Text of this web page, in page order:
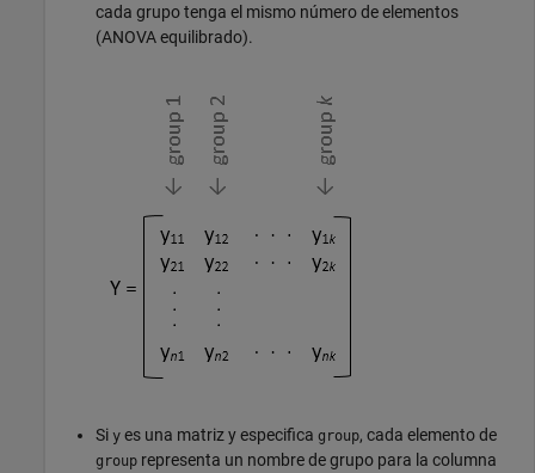
cada grupo tenga el mismo número de elementos
(ANOVA equilibrado).
Si y es una matriz y especifica group, cada elemento de
group representa un nombre de grupo para la columna